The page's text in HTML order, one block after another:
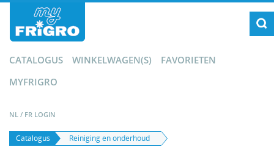
CATALOGUS WINKELWAGEN(S)
FAVORIETEN
MYFRIGRO
NL / FR LOGIN
Catalogus Reiniging en onderhoud